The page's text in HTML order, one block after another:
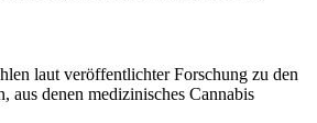
laut veröffentlichter Forschung zu den
aus denen medizinisches Cannabis